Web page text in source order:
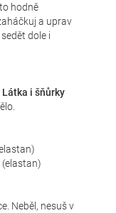
hodně
a uprav
dole i
Látka i šňůrky
(elastan)
Neběl, nesuš v